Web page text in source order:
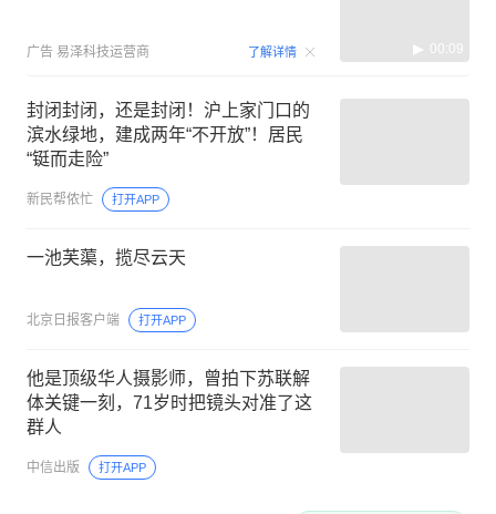
广告 易泽科技运营商 了解详情 00:09
封闭封闭，还是封闭！沪上家门口的
滨水绿地，建成两年“不开放”！居民
“铤而走险”
新民帮侬忙 打开APP
一池芙蕖，揽尽云天
北京日报客户端 打开APP
他是顶级华人摄影师，曾拍下苏联解
体关键一刻，71岁时把镜头对准了这
群人
中信出版 打开APP